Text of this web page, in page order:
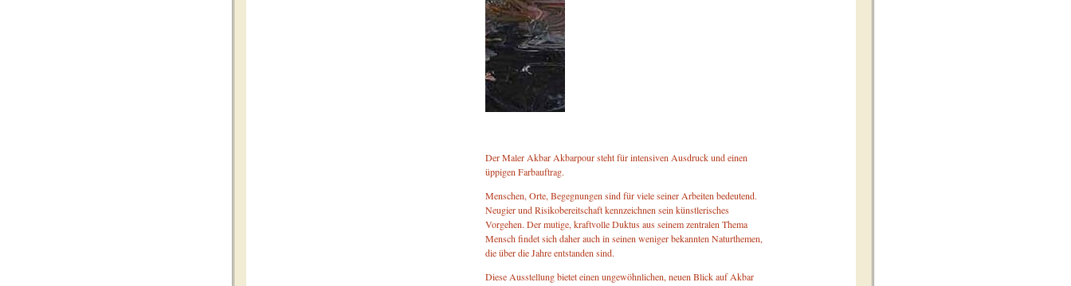
Der Maler Akbar Akbarpour steht für intensiven Ausdruck und einen
üppigen Farbauftrag.
Menschen, Orte, Begegnungen sind für viele seiner Arbeiten bedeutend.
Neugier und Risikobereitschaft kennzeichnen sein künstlerisches
Vorgehen. Der mutige, kraftvolle Duktus aus seinem zentralen Thema
Mensch findet sich daher auch in seinen weniger bekannten Naturthemen,
die über die Jahre entstanden sind.
Diese Ausstellung bietet einen ungewöhnlichen, neuen Blick auf Akbar